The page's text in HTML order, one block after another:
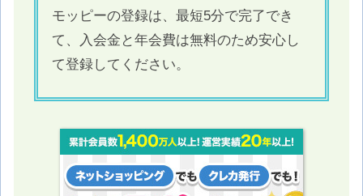
モッピーの登録は、最短5分で完了でき
て、入会金と年会費は無料のため安心し
て登録してください。